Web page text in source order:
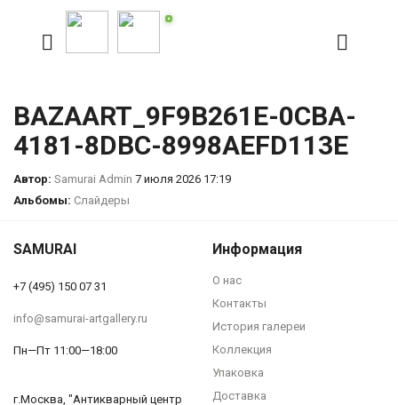
BAZAART_9F9B261E-0CBA-
4181-8DBC-8998AEFD113E
Автор: Samurai Admin 7 июля 2026 17:19
Альбомы: Слайдеры
SAMURAI
+7 (495) 150 07 31
info@samurai-artgallery.ru
Пн—Пт 11:00—18:00
г.Москва, "Антикварный центр
Информация
О нас
Контакты
История галереи
Коллекция
Упаковка
Доставка